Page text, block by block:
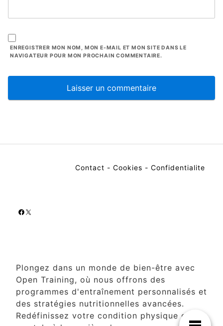
ENREGISTRER MON NOM, MON E-MAIL ET MON SITE DANS LE
NAVIGATEUR POUR MON PROCHAIN COMMENTAIRE.
Contact - Cookies - Confidentialite
Facebook
X
Plongez dans un monde de bien-être avec
Open Training, où nous offrons des
programmes d'entraînement personnalisés et
des stratégies nutritionnelles avancées.
Redéfinissez votre condition physique et